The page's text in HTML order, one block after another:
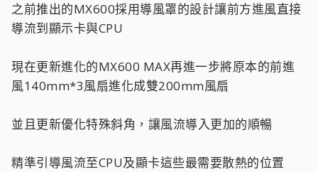
之前推出的MX600採用導風罩的設計讓前方進風直接
導流到顯示卡與CPU
現在更新進化的MX600 MAX再進一步將原本的前進
風140mm*3風扇進化成雙200mm風扇
並且更新優化特殊斜角，讓風流導入更加的順暢
精準引導風流至CPU及顯卡這些最需要散熱的位置